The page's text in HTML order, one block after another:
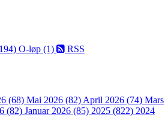
O-løp (1) RSS
(68) Mai 2026 (82) April 2026 (74) Mars
(82) Januar 2026 (85) 2025 (822) 2024